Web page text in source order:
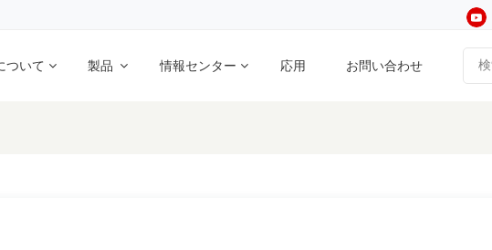
ついて 製品 情報センター 応用 お問い合わせ